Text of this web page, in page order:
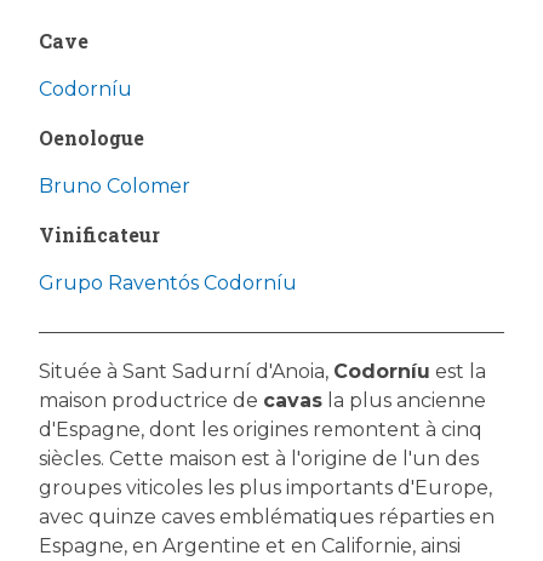
Cave
Codorníu
Oenologue
Bruno Colomer
Vinificateur
Grupo Raventós Codorníu
Située à Sant Sadurní d'Anoia, Codorníu est la
maison productrice de cavas la plus ancienne
d'Espagne, dont les origines remontent à cinq
siècles. Cette maison est à l'origine de l'un des
groupes viticoles les plus importants d'Europe,
avec quinze caves emblématiques réparties en
Espagne, en Argentine et en Californie, ainsi